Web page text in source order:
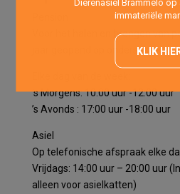
Voor het halen en brengen van
jaar geopend op onderstaande
’s Morgens: 10:00 uur -12:00 uur
’s Avonds : 17:00 uur -18:00 uur
Asiel
Op telefonische afspraak elke
Vrijdags: 14:00 uur – 20:00 uur
alleen voor asielkatten)
Dierenasiel Brammelo op
immateriële
KLIK